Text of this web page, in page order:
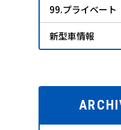
99.プライベート
新型車情報